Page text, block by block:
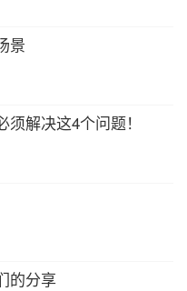
景
解决这4个问题！
的分享